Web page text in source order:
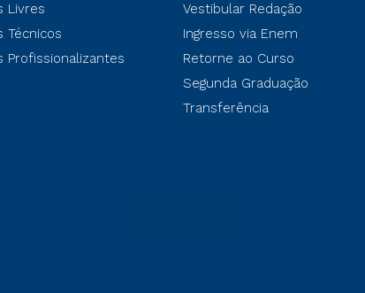
Livres
Técnicos
Profissionalizantes
Vestibular Redação
Ingresso via Enem
Retorne ao Curso
Segunda Graduação
Transferência